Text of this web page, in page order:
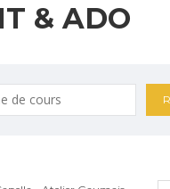
& ADO